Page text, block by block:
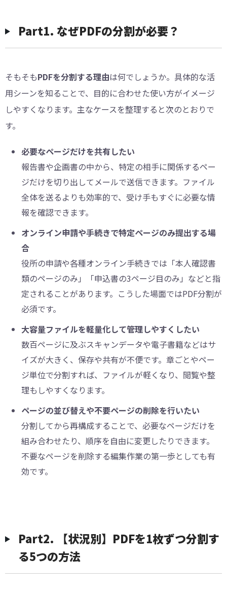
Part1. なぜPDFの分割が必要？
そもそもPDFを分割する理由は何でしょうか。具体的な活
用シーンを知ることで、目的に合わせた使い方がイメージ
しやすくなります。主なケースを整理すると次のとおりで
す。
必要なページだけを共有したい
報告書や企画書の中から、特定の相手に関係するペー
ジだけを切り出してメールで送信できます。ファイル
全体を送るよりも効率的で、受け手もすぐに必要な情
報を確認できます。
オンライン申請や手続きで特定ページのみ提出する場
合
役所の申請や各種オンライン手続きでは「本人確認書
類のページのみ」「申込書の3ページ目のみ」などと指
定されることがあります。こうした場面ではPDF分割が
必須です。
大容量ファイルを軽量化して管理しやすくしたい
数百ページに及ぶスキャンデータや電子書籍などはサ
イズが大きく、保存や共有が不便です。章ごとやペー
ジ単位で分割すれば、ファイルが軽くなり、閲覧や整
理もしやすくなります。
ページの並び替えや不要ページの削除を行いたい
分割してから再構成することで、必要なページだけを
組み合わせたり、順序を自由に変更したりできます。
不要なページを削除する編集作業の第一歩としても有
効です。
Part2. 【状況別】PDFを1枚ずつ分割す
る5つの方法